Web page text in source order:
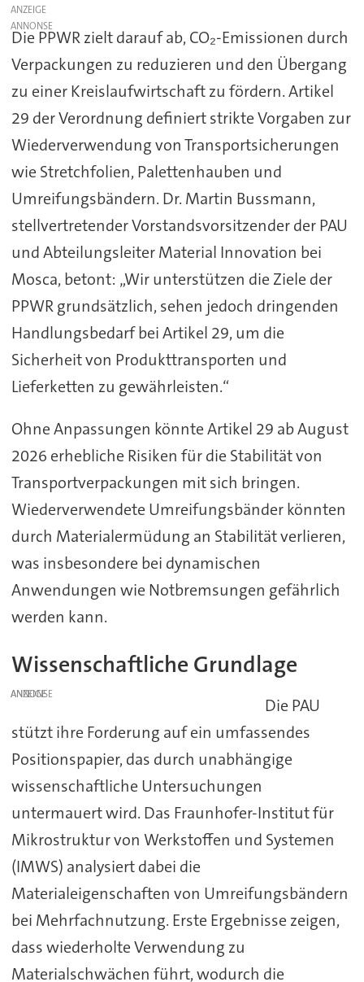
ANZEIGE
Die PPWR zielt darauf ab, CO₂-Emissionen durch
Verpackungen zu reduzieren und den Übergang
zu einer Kreislaufwirtschaft zu fördern. Artikel
29 der Verordnung definiert strikte Vorgaben zur
Wiederverwendung von Transportsicherungen
wie Stretchfolien, Palettenhauben und
Umreifungsbändern. Dr. Martin Bussmann,
stellvertretender Vorstandsvorsitzender der PAU
und Abteilungsleiter Material Innovation bei
Mosca, betont: „Wir unterstützen die Ziele der
PPWR grundsätzlich, sehen jedoch dringenden
Handlungsbedarf bei Artikel 29, um die
Sicherheit von Produkttransporten und
Lieferketten zu gewährleisten.“
Ohne Anpassungen könnte Artikel 29 ab August
2026 erhebliche Risiken für die Stabilität von
Transportverpackungen mit sich bringen.
Wiederverwendete Umreifungsbänder könnten
durch Materialermüdung an Stabilität verlieren,
was insbesondere bei dynamischen
Anwendungen wie Notbremsungen gefährlich
werden kann.
Wissenschaftliche Grundlage
ANZEIGE
Die PAU
stützt ihre Forderung auf ein umfassendes
Positionspapier, das durch unabhängige
wissenschaftliche Untersuchungen
untermauert wird. Das Fraunhofer-Institut für
Mikrostruktur von Werkstoffen und Systemen
(IMWS) analysiert dabei die
Materialeigenschaften von Umreifungsbändern
bei Mehrfachnutzung. Erste Ergebnisse zeigen,
dass wiederholte Verwendung zu
Materialschwächen führt, wodurch die